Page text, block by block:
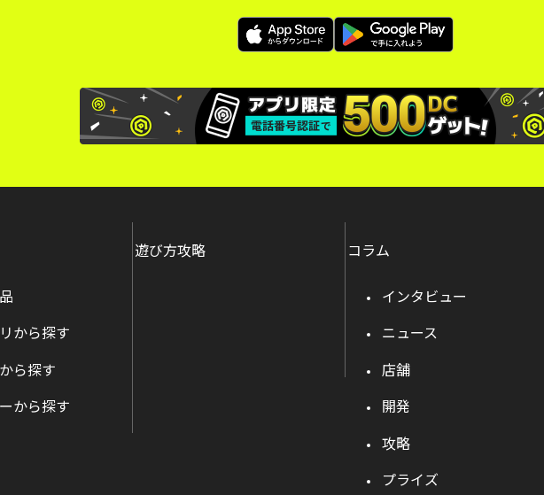
から探す
ら探す
から探す
遊び方攻略 コラム
インタビュー
ニュース
店舗
開発
攻略
プライズ